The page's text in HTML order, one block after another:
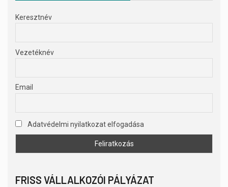
Keresztnév
Vezetéknév
Email
Adatvédelmi nyilatkozat elfogadása
FRISS VÁLLALKOZÓI PÁLYÁZAT